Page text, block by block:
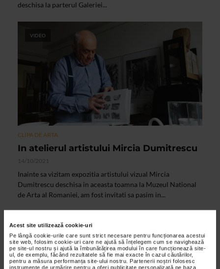
Acest site utilizează cookie-uri
Pe lângă cookie-urile care sunt strict necesare pentru funcționarea acestui
site web, folosim cookie-uri care ne ajută să înțelegem cum se navighează
pe site-ul nostru și ajută la îmbunătățirea modului în care funcționează site-
ul, de exemplu, făcând rezultatele să fie mai exacte în cazul căutărilor,
pentru a măsura performanța site-ului nostru. Partenerii noștri folosesc
instrumente de urmărire pentru a oferi publicitate personalizată pe baza
deschisa la parterul Galeriei...
VIDEO
CLIPA DE ARTA
In atelierul artistului Mircia Dumitrescu
14/10/2021
Inainte sa vizitam expozitia artistului vizual Mircia
Dumitrescu deschisa in aceasta toamna la Muzeul National
de Arta al Romaniei, am fost invitati sa pasim in...
VIDEO